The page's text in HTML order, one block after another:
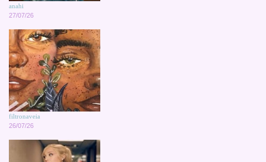
anahi
27/07/26
filtronaveia
26/07/26